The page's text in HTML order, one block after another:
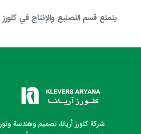
يتمتع قسم التصنيع والإنتاج في كلورز
شركة كلورز أريانا، تصميم وهندسة